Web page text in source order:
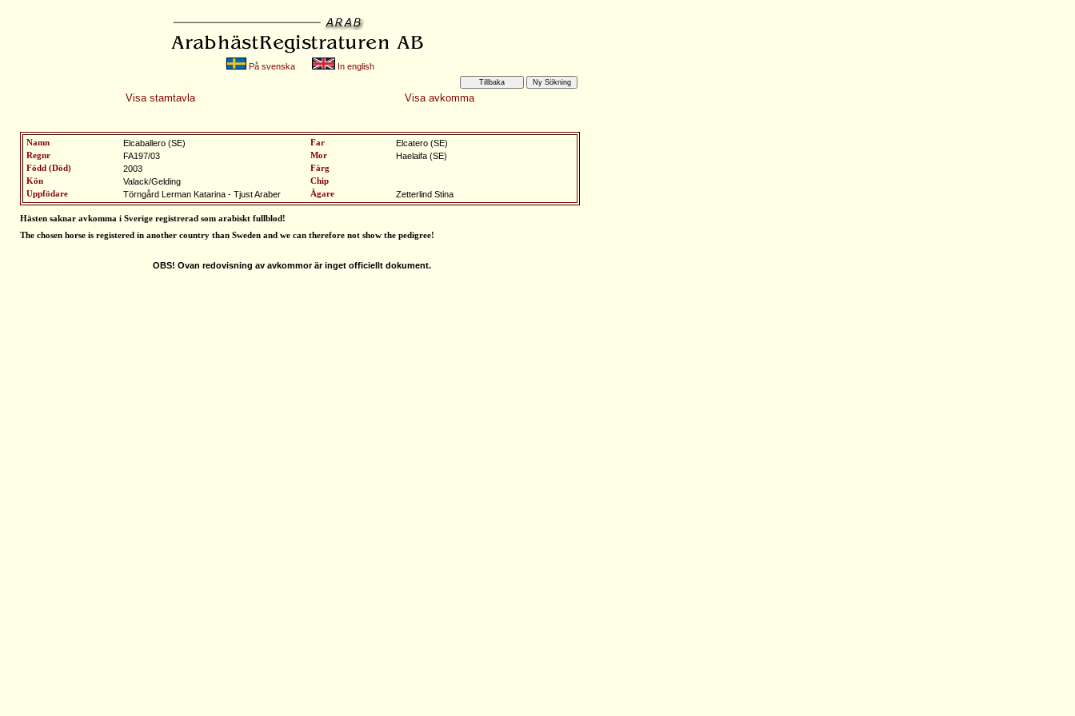
På svenska In english
Visa stamtavla Visa avkomma
Namn Elcaballero (SE) Far Elcatero (SE)
Regnr FA197/03 Mor Haelaifa (SE)
Född (Död) 2003
Färg
Kön
Valack/Gelding
Chip
Uppfödare
Törngård Lerman Katarina - Tjust Araber Ägare Zetterlind Stina
Hästen saknar avkomma i Sverige registrerad som arabiskt fullblod !
The chosen horse is registered in another country than Sweden and we can therefore not show the pedigree!
OBS! Ovan redovisning av avkommor är inget officiellt dokument.